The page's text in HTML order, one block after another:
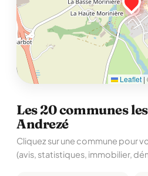
Leaflet |
Les 20 communes
Andrezé
Cliquez sur une commune pour
(avis, statistiques, immobilier,